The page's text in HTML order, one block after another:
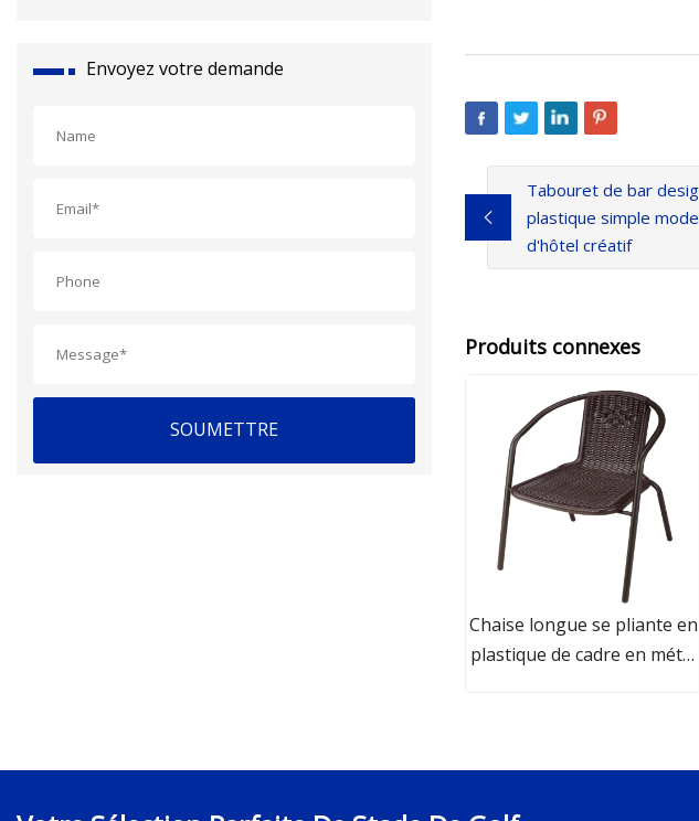
Envoyez votre demande
SOUMETTRE
Tabouret de bar
plastique simple
d'hôtel créatif
Produits connexes
Chaise longue se pliante en
plastique de cadre en métal